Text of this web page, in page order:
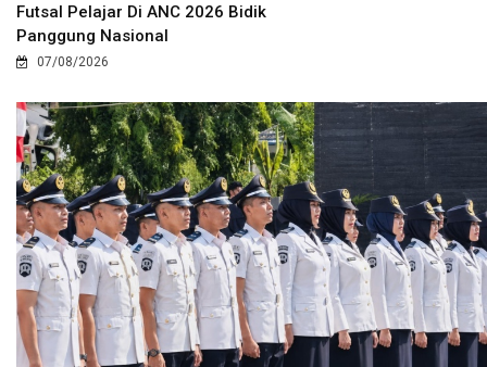
Futsal Pelajar Di ANC 2026 Bidik
Panggung Nasional
07/08/2026